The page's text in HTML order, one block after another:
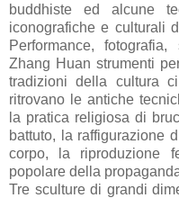
buddhiste ed alcune
iconografiche e culturali
Performance,
Zhang Huan strumenti
tradizioni della cultura
ritrovano le antiche
la pratica religiosa di
battuto, la raffigurazione
corpo, la riproduzione
popolare della
Tre sculture di grandi